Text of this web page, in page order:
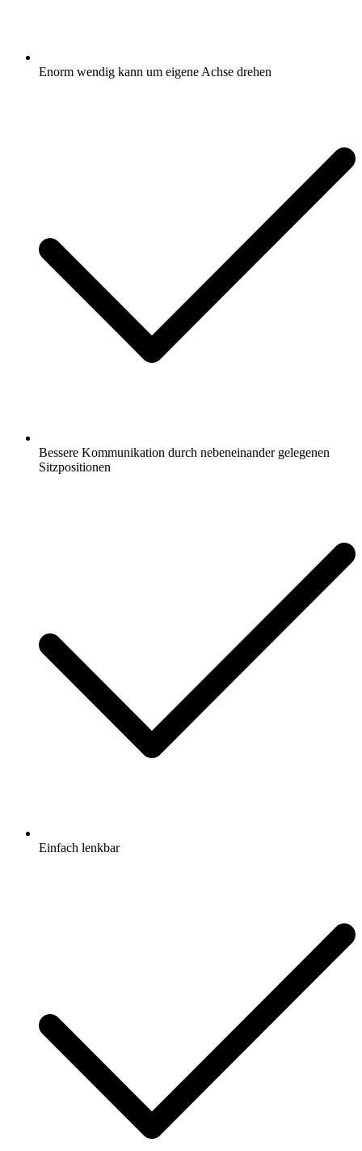
Enorm wendig kann um eigene Achse drehen
Bessere Kommunikation durch nebeneinander gelegenen
Sitzpositionen
Einfach lenkbar